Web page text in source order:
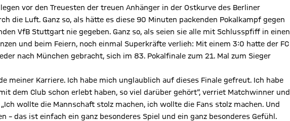
vor den Treuesten der treuen Anhänger in der Ostkurve des Berliner
die Luft. Ganz so, als hätte es diese 90 Minuten packenden Pokalkampf gegen
VfB Stuttgart nie gegeben. Ganz so, als seien sie alle mit Schlusspfiff in einen
und beim Feiern, noch einmal Superkräfte verlieh: Mit einem 3:0 hatte der FC
nach München gebracht, sich im 83. Pokalfinale zum 21. Mal zum Sieger
meiner Karriere. Ich habe mich unglaublich auf dieses Finale gefreut. Ich habe
dem Club schon erlebt haben, so viel darüber gehört“, verriet Matchwinner und
wollte die Mannschaft stolz machen, ich wollte die Fans stolz machen. Und
– das ist einfach ein ganz besonderes Spiel und ein ganz besonderes Gefühl.